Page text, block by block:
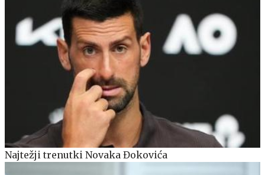
Najtežji trenutki Novaka Đokovića